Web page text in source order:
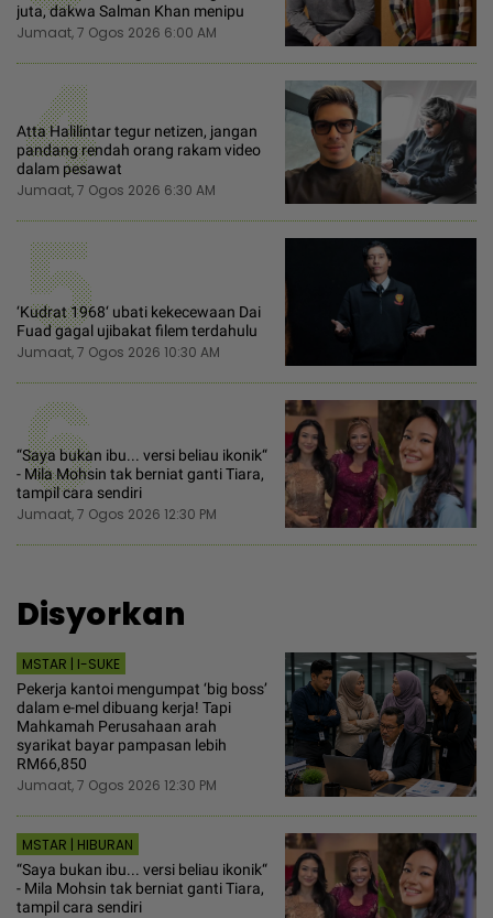
juta, dakwa Salman Khan menipu
Jumaat, 7 Ogos 2026 6:00 AM
4
Atta Halilintar tegur netizen, jangan
pandang rendah orang rakam video
dalam pesawat
Jumaat, 7 Ogos 2026 6:30 AM
5
‘Kudrat 1968‘ ubati kekecewaan Dai
Fuad gagal ujibakat filem terdahulu
Jumaat, 7 Ogos 2026 10:30 AM
6
“Saya bukan ibu... versi beliau ikonik“
- Mila Mohsin tak berniat ganti Tiara,
tampil cara sendiri
Jumaat, 7 Ogos 2026 12:30 PM
Disyorkan
MSTAR | I-SUKE
Pekerja kantoi mengumpat ‘big boss’
dalam e-mel dibuang kerja! Tapi
Mahkamah Perusahaan arah
syarikat bayar pampasan lebih
RM66,850
Jumaat, 7 Ogos 2026 12:30 PM
MSTAR | HIBURAN
“Saya bukan ibu... versi beliau ikonik“
- Mila Mohsin tak berniat ganti Tiara,
tampil cara sendiri